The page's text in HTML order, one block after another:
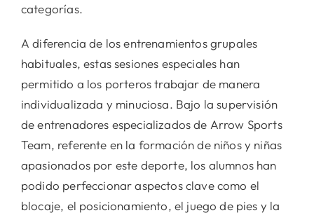
categorías.
A diferencia de los entrenamientos grupales
habituales, estas sesiones especiales han
permitido a los porteros trabajar de manera
individualizada y minuciosa. Bajo la supervisión
de entrenadores especializados de Arrow Sports
Team, referente en la formación de niños y niñas
apasionados por este deporte, los alumnos han
podido perfeccionar aspectos clave como el
blocaje, el posicionamiento, el juego de pies y la